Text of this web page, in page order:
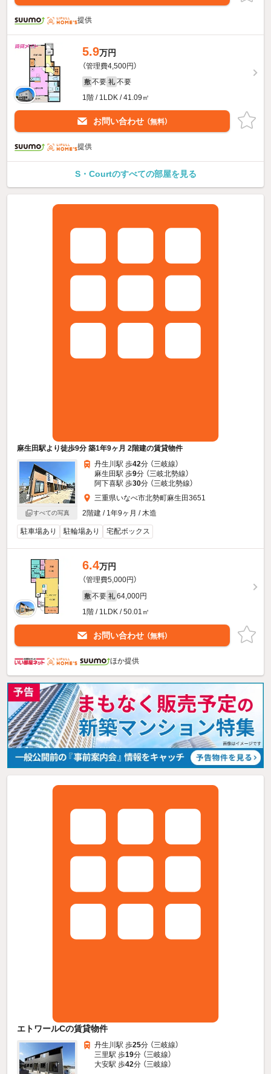
提供
5.9万円
（管理費4,500円）
敷 不要 礼 不要
1階 / 1LDK / 41.09㎡
お問い合わせ （無料）
提供
S・Courtのすべての部屋を見る
麻生田駅より徒歩9分 築1年9ヶ月 2階建の賃貸物件
すべての写真
丹生川駅 歩42分 （三岐線）
麻生田駅 歩9分 （三岐北勢線）
阿下喜駅 歩30分 （三岐北勢線）
三重県いなべ市北勢町麻生田3651
2階建 / 1年9ヶ月 / 木造
駐車場あり 駐輪場あり 宅配ボックス
6.4万円
（管理費5,000円）
敷 不要 礼 64,000円
1階 / 1LDK / 50.01㎡
お問い合わせ （無料）
ほか提供
エトワールCの賃貸物件
丹生川駅 歩25分 （三岐線）
三里駅 歩19分 （三岐線）
大安駅 歩42分 （三岐線）